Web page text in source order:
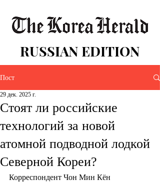
RUSSIAN EDITION
Пост
Стоят ли российские
технологий за новой
атомной подводной лодкой
Северной Кореи?
29 дек. 2025 г.
Корреспондент Чон Мин Кён